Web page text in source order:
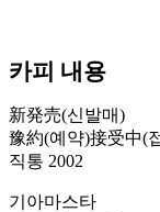
카피 내용
新発売(신발매)
豫約(예약)接受中(
직통 2002
기아마스타